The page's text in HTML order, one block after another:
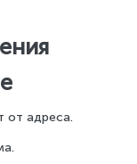
от адреса.